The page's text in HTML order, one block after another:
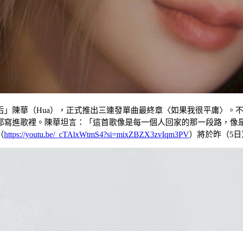
陳華（Hua），正式推出三連發單曲最終章〈如果我很平庸〉。
進歌裡。陳華坦言：「這首歌像是每一個人回家的那一段路，
https://youtu.be/_cTAlxWtmS4?si=mixZBZX3zvIqm3PV）將於昨（5日